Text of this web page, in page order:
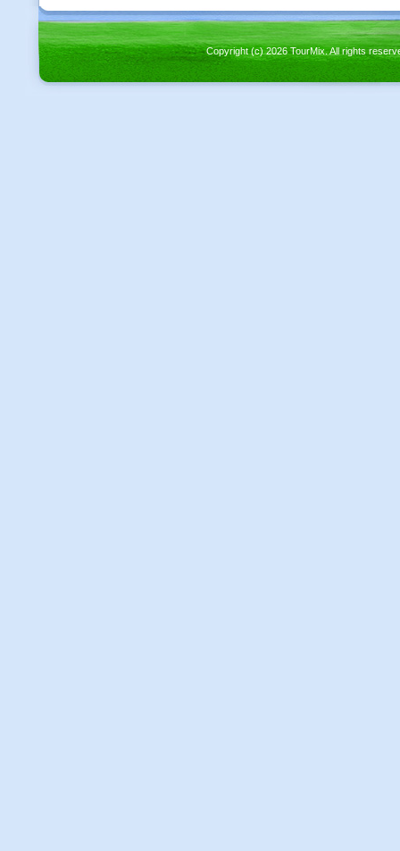
Copyright (c) 2026 TourMix. All rights